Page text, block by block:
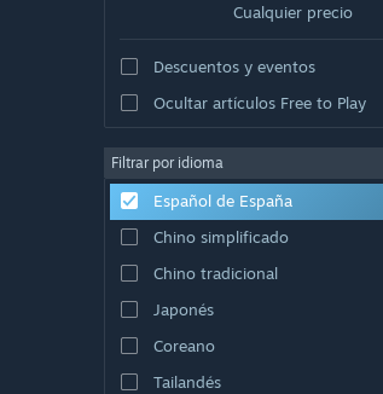
Cualquier precio
Descuentos y eventos
Ocultar artículos Free to Play
Filtrar por idioma
Español de España
Chino simplificado
Chino tradicional
Japonés
Coreano
Tailandés